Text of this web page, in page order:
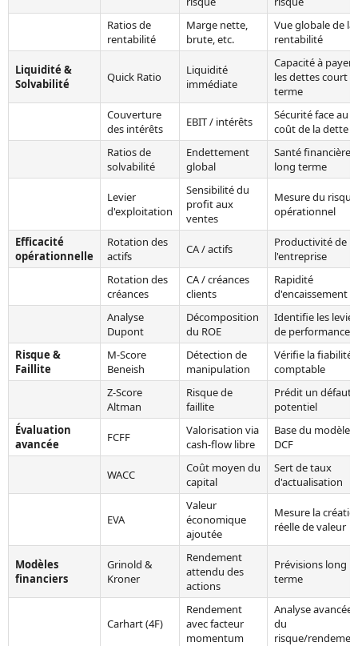
Ratios de
rentabilité
Marge nette,
brute, etc.
Vue globale de la
rentabilité
Liquidité &
Solvabilité
Quick Ratio
Liquidité
immédiate
Capacité à payer
les dettes court
terme
Couverture
des intérêts
EBIT / intérêts
Sécurité face au
coût de la dette
Ratios de
solvabilité
Endettement
global
Santé financière
long terme
Levier
d'exploitation
Sensibilité du
profit aux
ventes
Mesure du risque
opérationnel
Efficacité
opérationnelle
Rotation des
actifs
CA / actifs
Productivité de
l'entreprise
Rotation des
créances
CA / créances
clients
Rapidité
d'encaissement
Analyse
Dupont
Décomposition
du ROE
Identifie les
de performance
Risque &
Faillite
M-Score
Beneish
Détection de
manipulation
Vérifie la fiabilité
comptable
Z-Score
Altman
Risque de
faillite
Prédit un défaut
potentiel
Évaluation
avancée
FCFF
Valorisation via
cash-flow libre
Base du modèle
DCF
WACC
Coût moyen du
capital
Sert de taux
d'actualisation
EVA
Valeur
économique
ajoutée
Mesure la
réelle de valeur
Modèles
financiers
Grinold &
Kroner
Rendement
attendu des
actions
Prévisions long
terme
Carhart (4F)
Rendement
avec facteur
momentum
Analyse avancée
du
risque/